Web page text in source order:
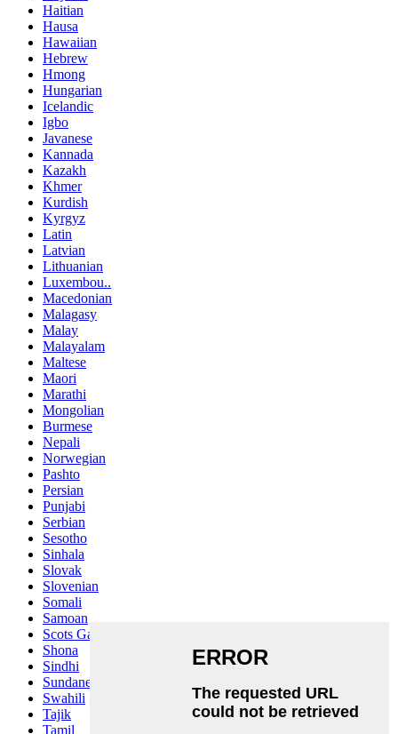
Haitian
Hausa
Hawaiian
Hebrew
Hmong
Hungarian
Icelandic
Igbo
Javanese
Kannada
Kazakh
Khmer
Kurdish
Kyrgyz
Latin
Latvian
Lithuanian
Luxembou..
Macedonian
Malagasy
Malay
Malayalam
Maltese
Maori
Marathi
Mongolian
Burmese
Nepali
Norwegian
Pashto
Persian
Punjabi
Serbian
Sesotho
Sinhala
Slovak
Slovenian
Somali
Samoan
Scots Gaelic
Shona
Sindhi
Sundanese
Swahili
Tajik
Tamil